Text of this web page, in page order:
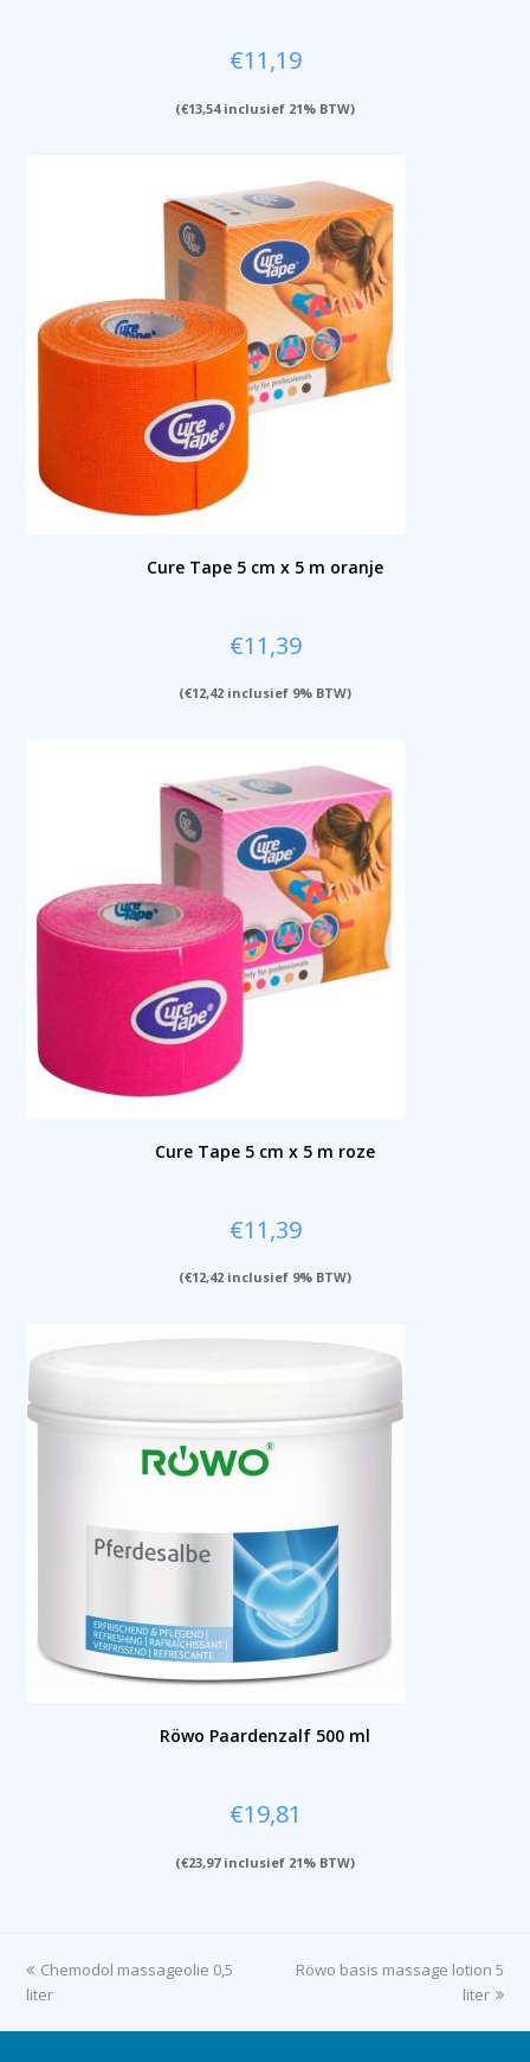
€11,19
(€13,54inclusief 21% BTW)
Cure Tape 5 cm x 5 m oranje
€11,39
(€12,42 inclusief 9% BTW)
Cure Tape 5 cm x 5 m roze
€11,39
(€12,42 inclusief 9% BTW)
Röwo Paardenzalf 500 ml
€19,81
(€23,97inclusief 21% BTW)
previous
post:
Chemodol massageolie 0,5
liter
next
Röwo basis massage lotion 5
liter